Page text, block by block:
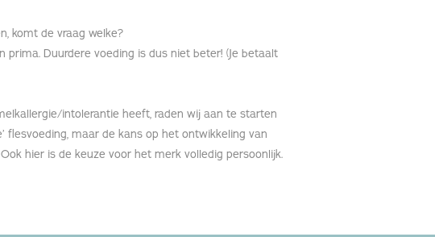
komt de vraag welke?
Duurdere voeding is dus niet beter! (Je betaalt
intolerantie heeft, raden wij aan te starten
flesvoeding, maar de kans op het ontwikkeling van
hier is de keuze voor het merk volledig persoonlijk.